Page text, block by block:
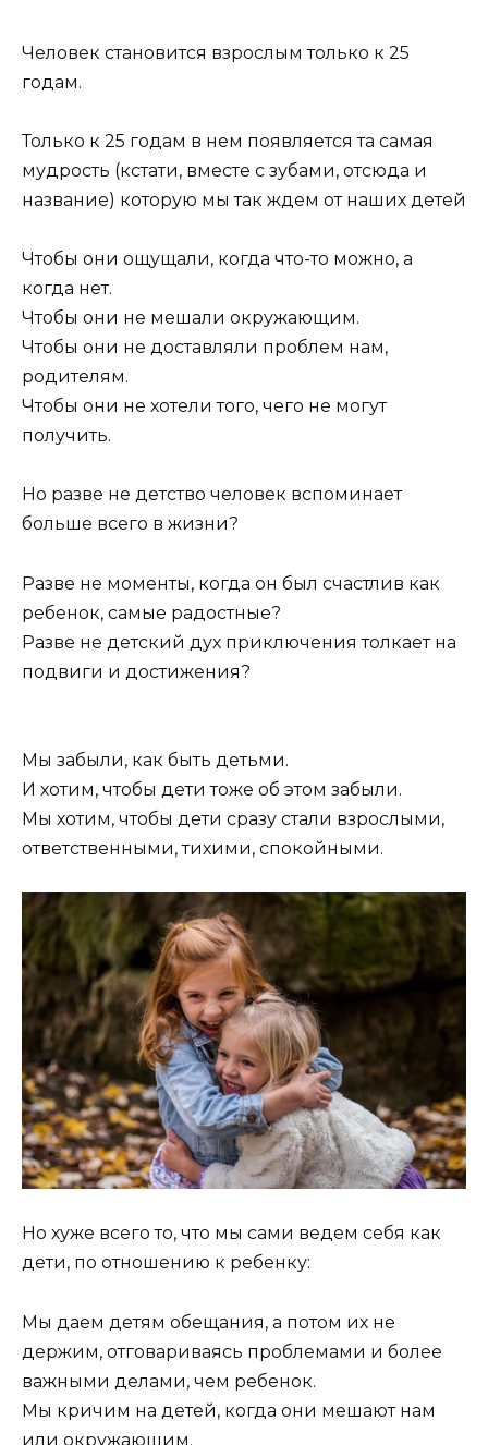
Человек становится взрослым только к 25
годам.
Только к 25 годам в нем появляется та самая
мудрость (кстати, вместе с зубами, отсюда и
название) которую мы так ждем от наших детей
Чтобы они ощущали, когда что-то можно, а
когда нет.
Чтобы они не мешали окружающим.
Чтобы они не доставляли проблем нам,
родителям.
Чтобы они не хотели того, чего не могут
получить.
Но разве не детство человек вспоминает
больше всего в жизни?
Разве не моменты, когда он был счастлив как
ребенок, самые радостные?
Разве не детский дух приключения толкает на
подвиги и достижения?
Мы забыли, как быть детьми.
И хотим, чтобы дети тоже об этом забыли.
Мы хотим, чтобы дети сразу стали взрослыми,
ответственными, тихими, спокойными.
Но хуже всего то, что мы сами ведем себя как
дети, по отношению к ребенку:
Мы даем детям обещания, а потом их не
держим, отговариваясь проблемами и более
важными делами, чем ребенок.
Мы кричим на детей, когда они мешают нам
или окружающим.